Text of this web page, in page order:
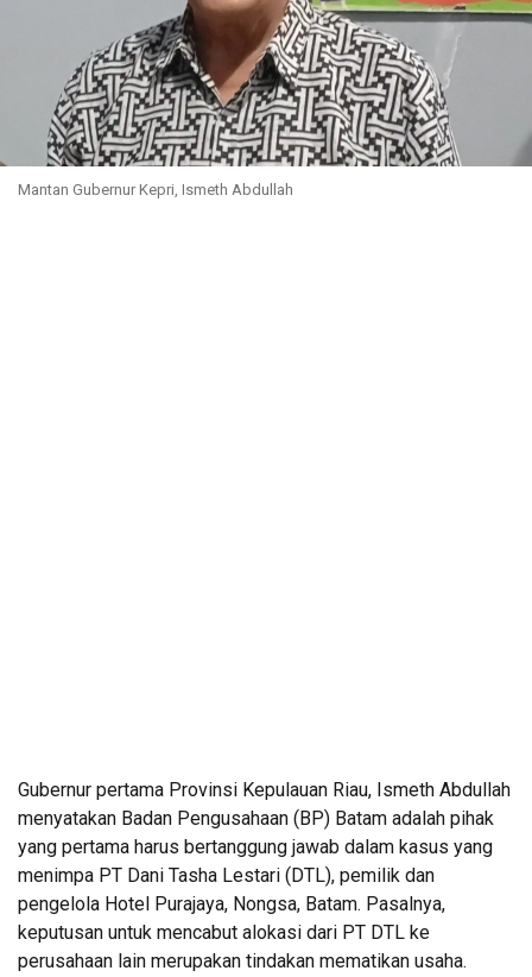
Mantan Gubernur Kepri, Ismeth Abdullah
Gubernur pertama Provinsi Kepulauan Riau, Ismeth Abdullah
menyatakan Badan Pengusahaan (BP) Batam adalah pihak
yang pertama harus bertanggung jawab dalam kasus yang
menimpa PT Dani Tasha Lestari (DTL), pemilik dan
pengelola Hotel Purajaya, Nongsa, Batam. Pasalnya,
keputusan untuk mencabut alokasi dari PT DTL ke
perusahaan lain merupakan tindakan mematikan usaha.